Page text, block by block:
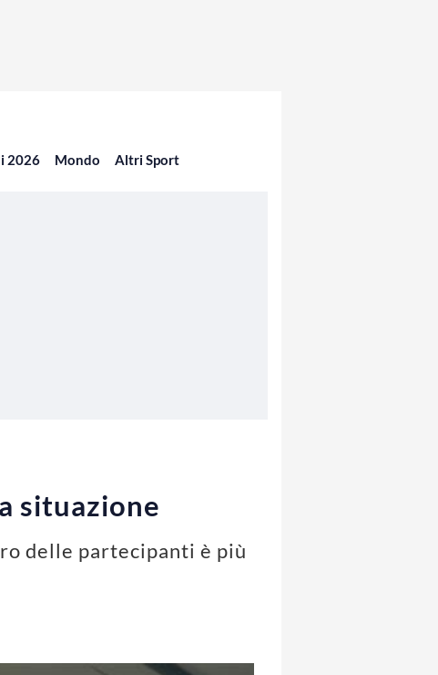
2026 Mondo Altri Sport
situazione
delle partecipanti è più